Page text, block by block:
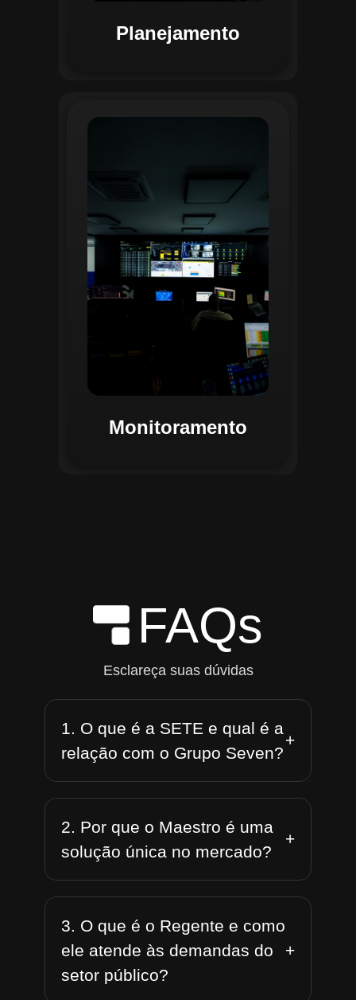
Planejamento
Monitoramento
planejadas. Utilizando um videowall
central e sistemas de convergência
informações operacionais,
identificando gargalos, não
conformidades e oportunidades de
melhoria.
FAQs
Esclareça suas dúvidas
1. O que é a SETE e qual é a
relação com o Grupo Seven?
+
2. Por que o Maestro é uma
solução única no mercado?
+
3. O que é o Regente e como
ele atende às demandas do
setor público?
+